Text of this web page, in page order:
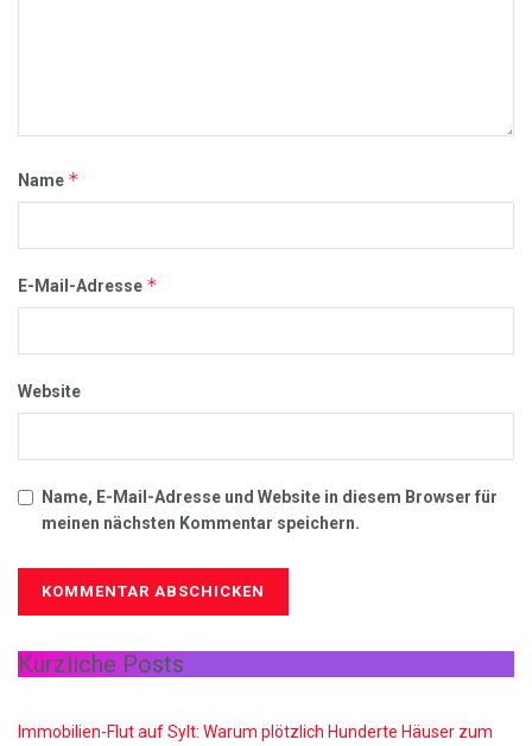
Name *
E-Mail-Adresse *
Website
Name, E-Mail-Adresse und Website in diesem Browser für
meinen nächsten Kommentar speichern.
Kürzliche Posts
Immobilien-Flut auf Sylt: Warum plötzlich Hunderte Häuser zum